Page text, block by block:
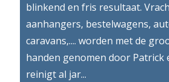
blinkend en fris resultaat.
aanhangers, bestelwagens,
caravans,.... worden met de
handen genomen door Patrick
reinigt al jar...